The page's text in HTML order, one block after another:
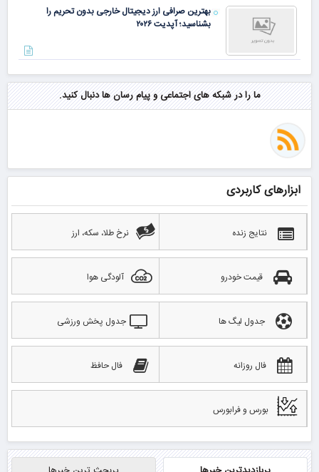
بهترین صرافی ارز دیجیتال خارجی بدون تحریم را
بشناسید؛ آپدیت ۲۰۲۶
ما را در شبکه های اجتماعی و پیام رسان ها دنبال کنید.
ابزارهای کاربردی
نتایج زنده نرخ طلا، سکه، ارز
قیمت خودرو آلودگی هوا
جدول لیگ ها جدول پخش ورزشی
فال روزانه فال حافظ
بورس و فرابورس